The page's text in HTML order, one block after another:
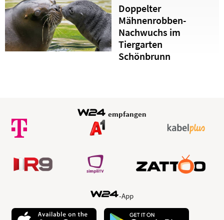
Doppelter
Mähnenrobben-
Nachwuchs im
Tiergarten
Schönbrunn
empfangen
-App